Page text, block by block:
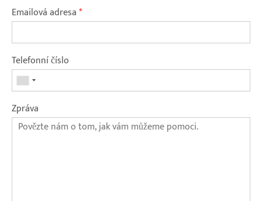
Emailová adresa*
Telefonní číslo
Zpráva